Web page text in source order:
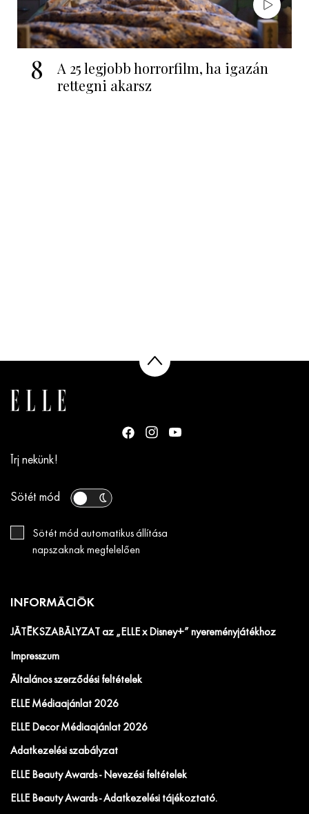
8
A 25 legjobb horrorfilm, ha igazán
rettegni akarsz
Írj nekünk!
Sötét mód
Sötét mód automatikus állítása
napszaknak megfelelően
INFORMÁCIÓK
JÁTÉKSZABÁLYZAT az „ELLE x Disney+” nyereményjátékhoz
Impresszum
Általános szerződési feltételek
ELLE Médiaajánlat 2026
ELLE Decor Médiaajánlat 2026
Adatkezelési szabályzat
ELLE Beauty Awards - Nevezési feltételek
ELLE Beauty Awards - Adatkezelési tájékoztató.